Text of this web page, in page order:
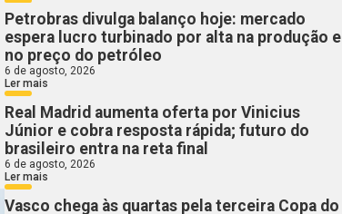
Petrobras divulga balanço hoje: mercado
espera lucro turbinado por alta na produção e
no preço do petróleo
6 de agosto, 2026
Ler mais
Real Madrid aumenta oferta por Vinicius
Júnior e cobra resposta rápida; futuro do
brasileiro entra na reta final
6 de agosto, 2026
Ler mais
Vasco chega às quartas pela terceira Copa do